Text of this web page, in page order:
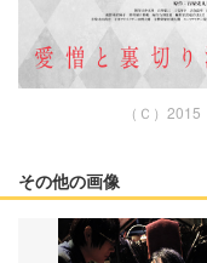
（Ｃ）
その他の画像